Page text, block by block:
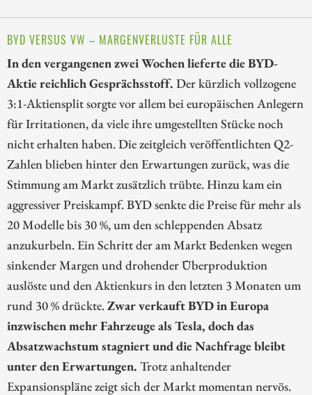
BYD VERSUS VW – MARGENVERLUSTE FÜR ALLE
In den vergangenen zwei Wochen lieferte die BYD-
Aktie reichlich Gesprächsstoff. Der kürzlich vollzogene
3:1-Aktiensplit sorgte vor allem bei europäischen Anlegern
für Irritationen, da viele ihre umgestellten Stücke noch
nicht erhalten haben. Die zeitgleich veröffentlichten Q2-
Zahlen blieben hinter den Erwartungen zurück, was die
Stimmung am Markt zusätzlich trübte. Hinzu kam ein
aggressiver Preiskampf. BYD senkte die Preise für mehr als
20 Modelle bis 30 %, um den schleppenden Absatz
anzukurbeln. Ein Schritt der am Markt Bedenken wegen
sinkender Margen und drohender Überproduktion
auslöste und den Aktienkurs in den letzten 3 Monaten um
rund 30 % drückte.Zwar verkauft BYD in Europa
inzwischen mehr Fahrzeuge als Tesla, doch das
Absatzwachstum stagniert und die Nachfrage bleibt
unter den Erwartungen. Trotz anhaltender
Expansionspläne zeigt sich der Markt momentan nervös.